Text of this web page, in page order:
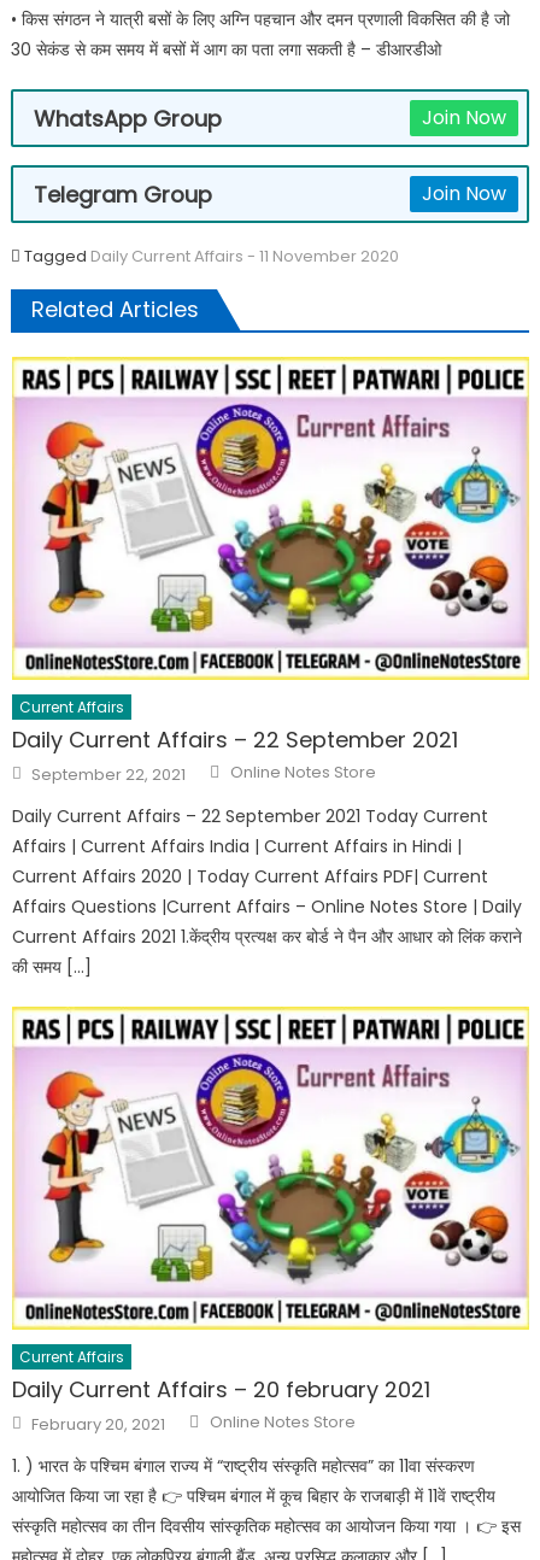
• किस संगठन ने यात्री बसों के लिए अग्नि पहचान और दमन प्रणाली विकसित की है जो
30 सेकंड से कम समय में बसों में आग का पता लगा सकती है – डीआरडीओ
WhatsApp Group Join Now
Telegram Group Join Now
Tagged Daily Current Affairs - 11 November 2020
Related Articles
Current Affairs
Daily Current Affairs – 22 September 2021
September 22, 2021 Online Notes Store
Daily Current Affairs – 22 September 2021 Today Current
Affairs | Current Affairs India | Current Affairs in Hindi |
Current Affairs 2020 | Today Current Affairs PDF| Current
Affairs Questions |Current Affairs – Online Notes Store | Daily
Current Affairs 2021 1.केंद्रीय प्रत्यक्ष कर बोर्ड ने पैन और आधार को लिंक कराने
की समय […]
Current Affairs
Daily Current Affairs – 20 february 2021
February 20, 2021 Online Notes Store
1. ) भारत के पश्चिम बंगाल राज्य में “राष्ट्रीय संस्कृति महोत्सव” का 11वा संस्करण
आयोजित किया जा रहा है 👉 पश्चिम बंगाल में कूच बिहार के राजबाड़ी में 11वें राष्ट्रीय
संस्कृति महोत्सव का तीन दिवसीय सांस्कृतिक महोत्सव का आयोजन किया गया । 👉 इस